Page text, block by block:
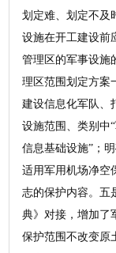
划定难、划定不及
设施在开工建设前
管理区的军事设施
理区范围划定方案
建设信息化军队、
设施范围、类别中
信息基础设施”；
适用军用机场净空
志的保护内容。五
典》对接，增加了
保护范围不改变原